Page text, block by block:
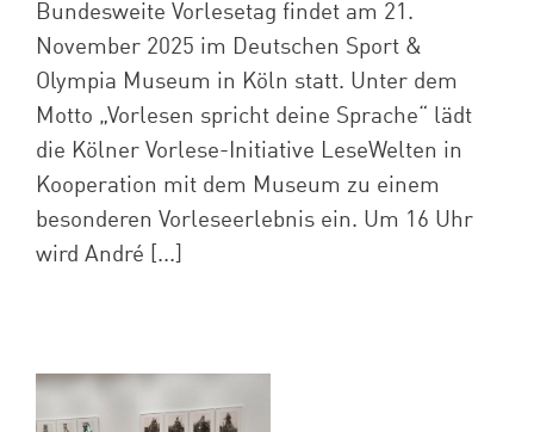
Bundesweite Vorlesetag findet am 21.
November 2025 im Deutschen Sport &
Olympia Museum in Köln statt. Unter dem
Motto „Vorlesen spricht deine Sprache“ lädt
die Kölner Vorlese-Initiative LeseWelten in
Kooperation mit dem Museum zu einem
besonderen Vorleseerlebnis ein. Um 16 Uhr
wird André [...]